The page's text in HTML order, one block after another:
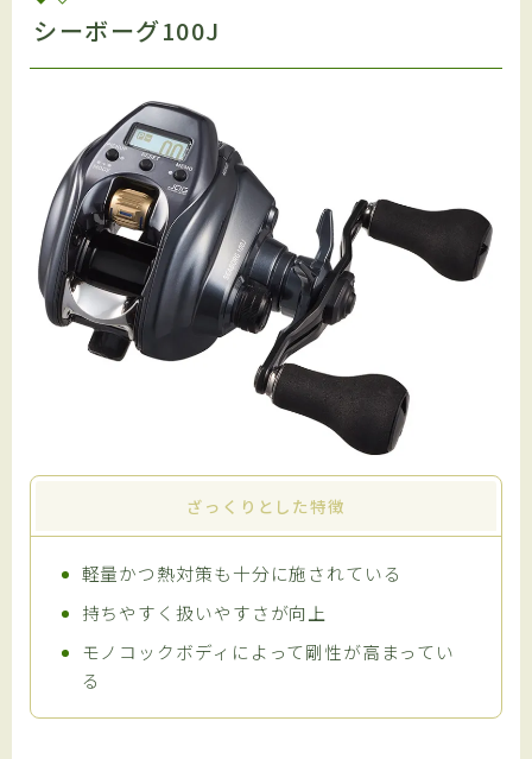
シーボーグ100J
ざっくりとした特徴
軽量かつ熱対策も十分に施されている
持ちやすく扱いやすさが向上
モノコックボディによって剛性が高まってい
る